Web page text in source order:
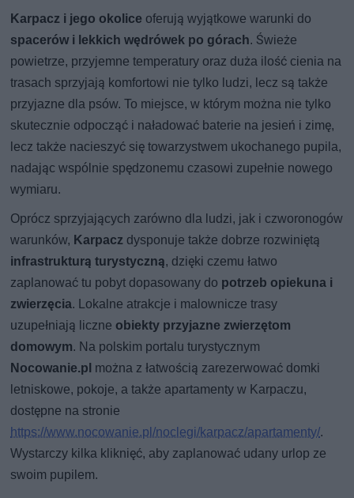
Karpacz i jego okolice oferują wyjątkowe warunki do
spacerów i lekkich wędrówek po górach. Świeże
powietrze, przyjemne temperatury oraz duża ilość cienia na
trasach sprzyjają komfortowi nie tylko ludzi, lecz są także
przyjazne dla psów. To miejsce, w którym można nie tylko
skutecznie odpocząć i naładować baterie na jesień i zimę,
lecz także nacieszyć się towarzystwem ukochanego pupila,
nadając wspólnie spędzonemu czasowi zupełnie nowego
wymiaru.
Oprócz sprzyjających zarówno dla ludzi, jak i czworonogów
warunków, Karpacz dysponuje także dobrze rozwiniętą
infrastrukturą turystyczną, dzięki czemu łatwo
zaplanować tu pobyt dopasowany do potrzeb opiekuna i
zwierzęcia. Lokalne atrakcje i malownicze trasy
uzupełniają liczne obiekty przyjazne zwierzętom
domowym. Na polskim portalu turystycznym
Nocowanie.pl można z łatwością zarezerwować domki
letniskowe, pokoje, a także apartamenty w Karpaczu,
dostępne na stronie
https://www.nocowanie.pl/noclegi/karpacz/apartamenty/.
Wystarczy kilka kliknięć, aby zaplanować udany urlop ze
swoim pupilem.